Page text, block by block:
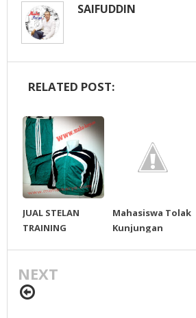
SAIFUDDIN
RELATED POST:
JUAL STELAN
TRAINING
Mahasiswa Tolak
Kunjungan
NEXT